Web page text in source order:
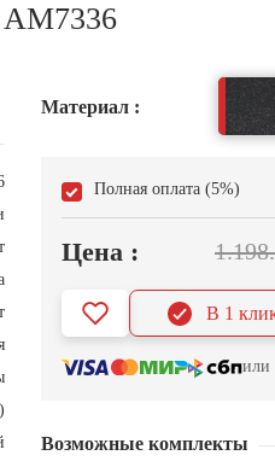
AM7336
Материал :
Полная оплата (5%)
Цена :
В 1
или
Возможные комплекты